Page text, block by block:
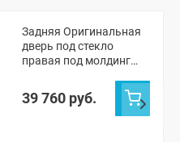
Задняя Оригинальная
дверь под стекло
правая под молдинг
39 760 руб.